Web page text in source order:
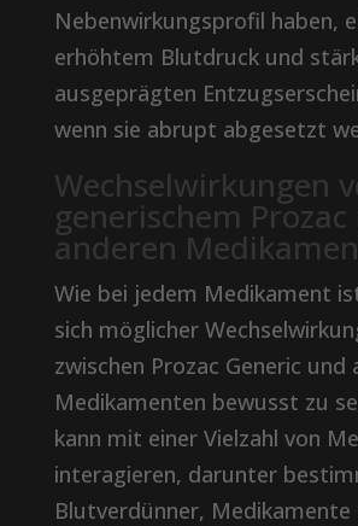
Nebenwirkungsprofil haben,
erhöhtem Blutdruck und
ausgeprägten
wenn sie abrupt abgesetzt
Wechselwirkungen
generischem
anderen
Wie bei jedem Medikament
sich möglicher
zwischen Prozac Generic und
Medikamenten bewusst zu
kann mit einer Vielzahl von
interagieren, darunter
Blutverdünner, Medikamente